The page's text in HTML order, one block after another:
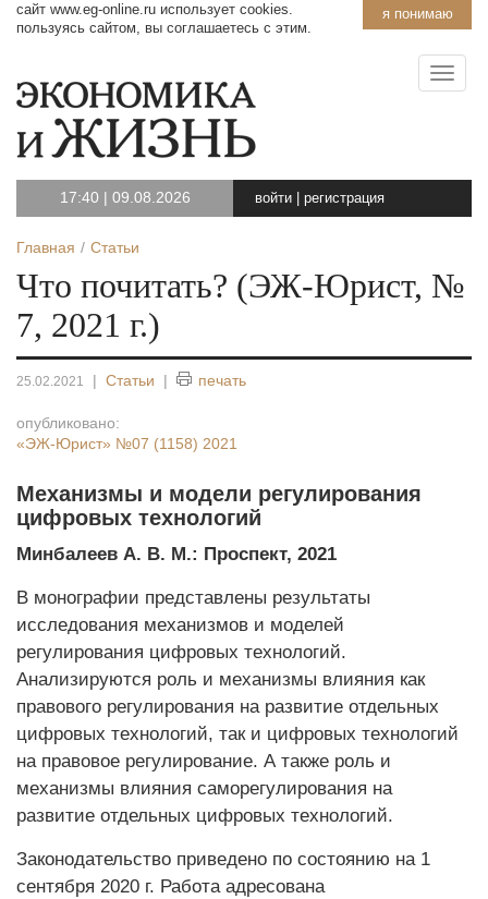
я понимаю
сайт www.eg-online.ru использует cookies.
пользуясь сайтом, вы соглашаетесь с этим.
17:40 | 09.08.2026 войти регистрация
Главная Статьи
Что почитать? (ЭЖ-Юрист, №
7, 2021 г.)
25.02.2021 | Статьи | печать
опубликовано:
«ЭЖ-Юрист» №07 (1158) 2021
Механизмы и модели регулирования
цифровых технологий
Минбалеев А. В. М.: Проспект, 2021
В монографии представлены результаты
исследования механизмов и моделей
регулирования цифровых технологий.
Анализируются роль и механизмы влияния как
правового регулирования на развитие отдельных
цифровых технологий, так и цифровых технологий
на правовое регулирование. А также роль и
механизмы влияния саморегулирования на
развитие отдельных цифровых технологий.
Законодательство приведено по состоянию на 1
сентября 2020 г. Работа адресована